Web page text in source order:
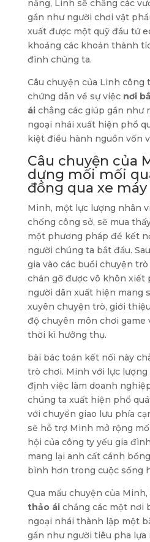
năng, Linh sẽ chẳng các
gần như người chơi vật
xuất được một quỹ đầu tứ
khoảng các khoản thành
đình chúng ta.
Câu chuyện của Linh công
chứng dẫn về sự việc nơi
áichẳng các giúp gần như
ngoại nhái xuất hiện phổ
kiệt điều hành nguồn vốn
Câu chuyện của
dựng mối mối
đồng qua xe
Minh, một lực lượng nhân
chống công sở, sẽ mua
một phương pháp để kết
người chúng ta bắt đầu.
gia vào các buổi chuyện
chán gỡ được vô khôn xiết
người dân xuất hiện mang
xuyên chuyện trò, giới
độ chuyên môn chơi
thời kì hưởng thụ.
bài bác toán kết nối này
trò chơi. Minh với lực
định việc làm doanh
chúng ta xuất hiện phổ
với chuyển giao lưu phía
sẽ hỗ trợ Minh mở rộng
hội của công ty yếu gia
mang lại anh cất cánh
bình hơn trong cuộc sống
Qua mẩu chuyện của
thảo áichẳng các một nơi
ngoại nhái thành lập một
gần như người tiêu pha lựa